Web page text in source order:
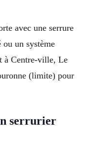
avec une serrure
un système
à Centre-ville, Le
(limite) pour
serrurier